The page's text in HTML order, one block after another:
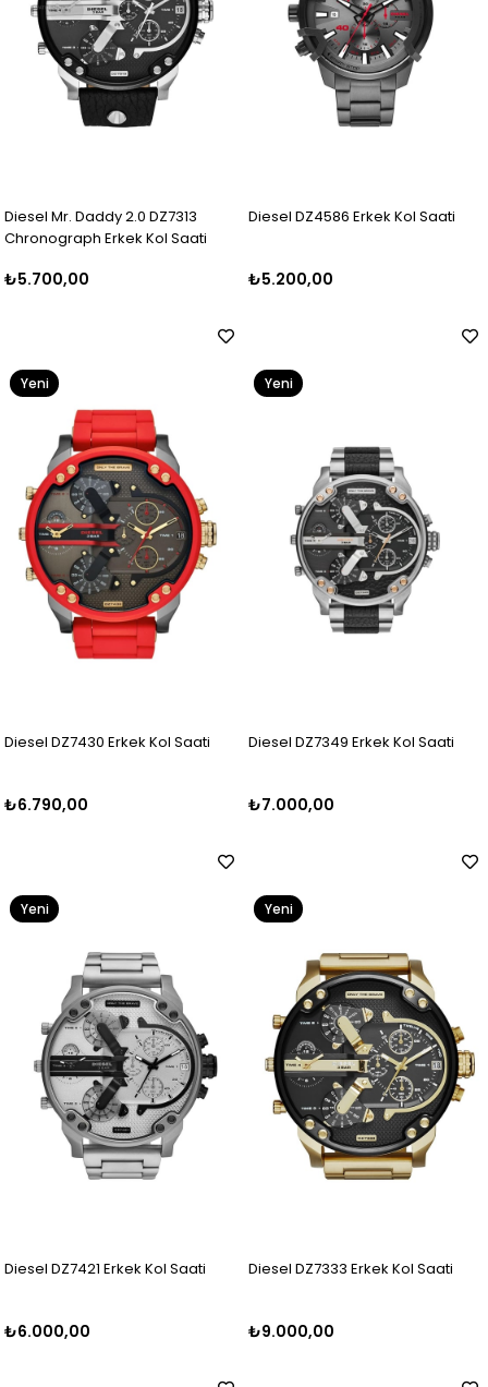
Diesel Mr. Daddy 2.0 DZ7313
Chronograph Erkek Kol Saati
₺5.700,00
Diesel DZ4586 Erkek Kol Saati
₺5.200,00
Diesel DZ7430 Erkek Kol Saati
₺6.790,00
Yeni
Diesel DZ7349 Erkek Kol Saati
₺7.000,00
Yeni
Diesel DZ7421 Erkek Kol Saati
₺6.000,00
Yeni
Diesel DZ7333 Erkek Kol Saati
₺9.000,00
Yeni